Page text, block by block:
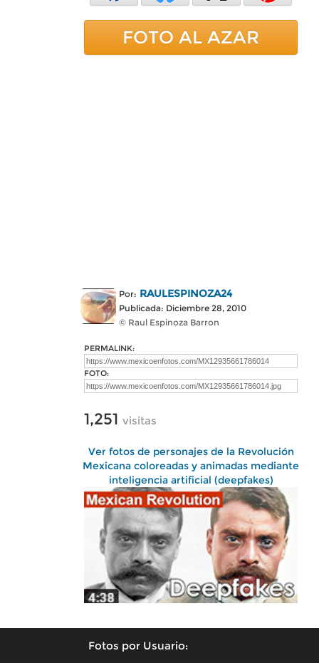
FOTO AL AZAR
Por: RAULESPINOZA24
Publicada: Diciembre 28, 2010
© Raul Espinoza Barron
PERMALINK:
FOTO:
1,251 visitas
Ver fotos de personajes de la Revolución
Mexicana coloreadas y animadas mediante
inteligencia artificial (deepfakes)
Fotos por Usuario: